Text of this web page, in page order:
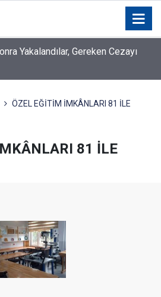
Yakalandılar, Gereken Cezayı
ÖZEL EĞİTİM İMKÂNLARI 81 İLE
81 İLE